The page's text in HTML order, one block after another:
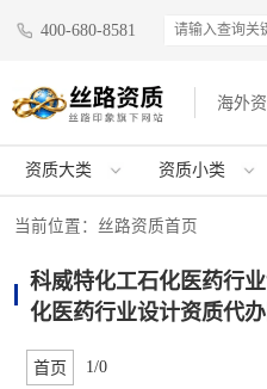
400-680-8581
海外
资质大类 资质小类
当前位置： 丝路资质首页
科威特化工石化医药行
化医药行业设计资质代
首页 1/0